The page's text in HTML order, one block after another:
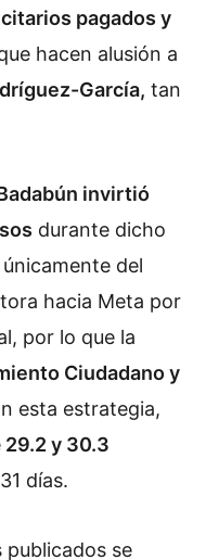
pagados y
hacen alusión a
García, tan
invirtió
durante dicho
del
hacia Meta por
por lo que la
Ciudadano y
esta estrategia,
29.2 y 30.3
días.
publicados se